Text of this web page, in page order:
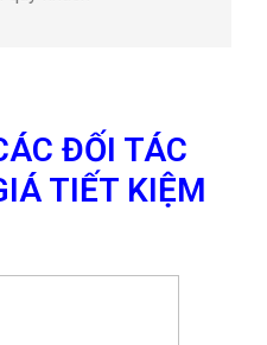
ĐỐI TÁC
TIẾT KIỆM